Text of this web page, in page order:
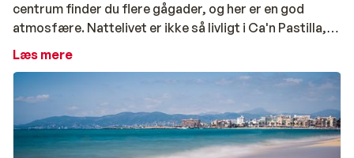
centrum finder du flere gågader, og her er en god
atmosfære. Nattelivet er ikke så livligt i Ca'n Pastilla,
men hvis du er i festhumør, finder du et stort udvalg af
Palma de Mallorca.
Ca'n Pastilla anbefales både til familier og voksne, der
rejser uden børn. Den gode strand og det rolige tempo i
Læs mere